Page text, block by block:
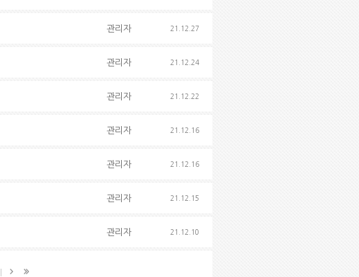
관리자 21.12.27
관리자 21.12.24
관리자 21.12.22
관리자 21.12.16
관리자 21.12.16
관리자 21.12.15
관리자 21.12.10